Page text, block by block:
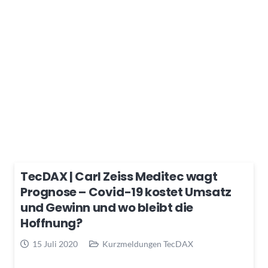
TecDAX | Carl Zeiss Meditec wagt
Prognose – Covid-19 kostet Umsatz
und Gewinn und wo bleibt die
Hoffnung?
15 Juli 2020 Kurzmeldungen TecDAX